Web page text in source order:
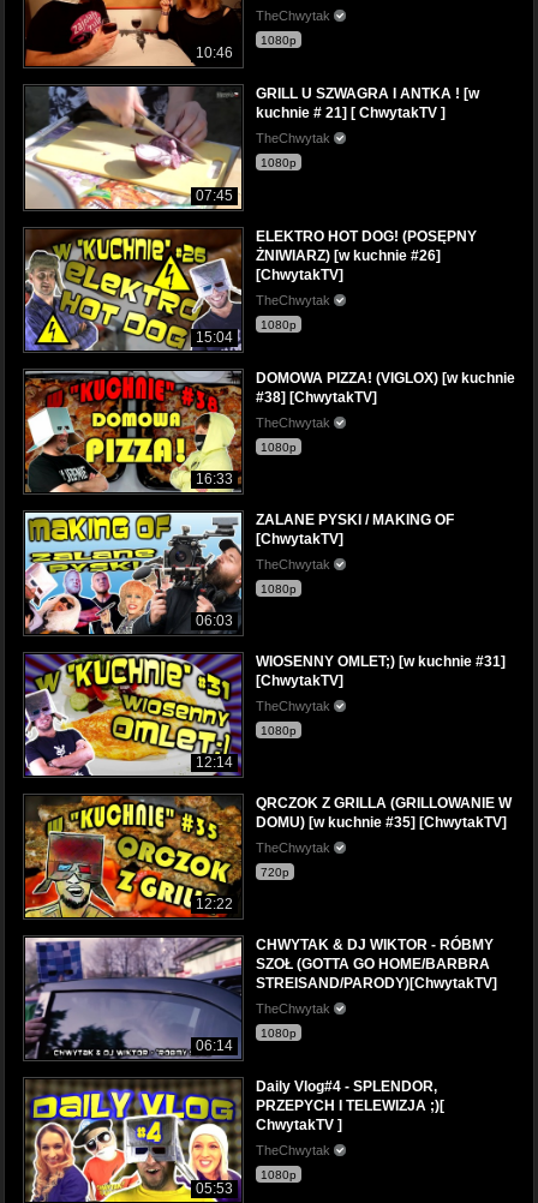
10:46
TheChwytak
1080p
07:45
GRILL U SZWAGRA I ANTKA ! [w
kuchnie # 21] [ ChwytakTV ]
TheChwytak
1080p
15:04
ELEKTRO HOT DOG! (POSĘPNY
ŻNIWIARZ) [w kuchnie #26]
[ChwytakTV]
TheChwytak
1080p
16:33
DOMOWA PIZZA! (VIGLOX) [w kuchnie
#38] [ChwytakTV]
TheChwytak
1080p
06:03
ZALANE PYSKI / MAKING OF
[ChwytakTV]
TheChwytak
1080p
12:14
WIOSENNY OMLET;) [w kuchnie #31]
[ChwytakTV]
TheChwytak
1080p
12:22
QRCZOK Z GRILLA (GRILLOWANIE W
DOMU) [w kuchnie #35] [ChwytakTV]
TheChwytak
720p
06:14
CHWYTAK & DJ WIKTOR - RÓBMY
SZOŁ (GOTTA GO HOME/BARBRA
STREISAND/PARODY)[ChwytakTV]
TheChwytak
1080p
05:53
Daily Vlog#4 - SPLENDOR,
PRZEPYCH I TELEWIZJA ;)[
ChwytakTV ]
TheChwytak
1080p